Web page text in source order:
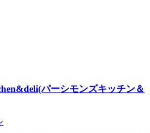
パーシモンズキッチン＆